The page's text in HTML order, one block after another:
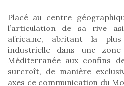
Placé au centre
l’articulation de sa rive
africaine, abritant la
industrielle dans une
Méditerranée aux confins
surcroît, de manière
axes de communication du